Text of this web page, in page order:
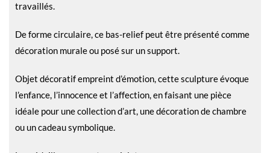
travaillés.
De forme circulaire, ce bas-relief peut être présenté comme
décoration murale ou posé sur un support.
Objet décoratif empreint d’émotion, cette sculpture évoque
l’enfance, l’innocence et l’affection, en faisant une pièce
idéale pour une collection d’art, une décoration de chambre
ou un cadeau symbolique.